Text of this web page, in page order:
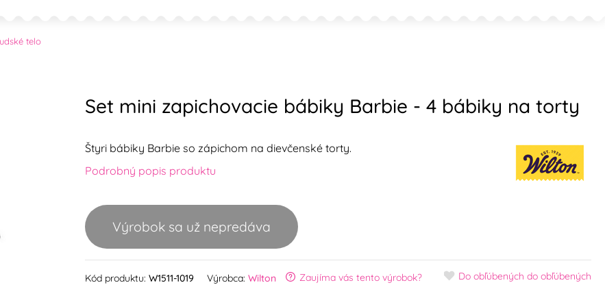
telo
Set mini zapichovacie bábiky Barbie - 4 bábiky na torty
Štyri bábiky Barbie so zápichom na dievčenské torty.
Podrobný popis produktu
Výrobok sa už nepredáva
Kód produktu: W1511-1019 Výrobca: Wilton Zaujíma vás tento výrobok? Do obľúbených do obľúbených